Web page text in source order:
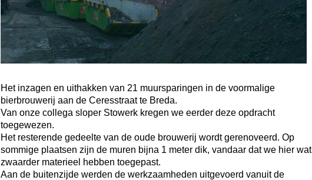
Het inzagen en uithakken van 21 muursparingen in de voormalige
bierbrouwerij aan de Ceresstraat te Breda.
Van onze collega sloper Stowerk kregen we eerder deze opdracht
toegewezen.
Het resterende gedeelte van de oude brouwerij wordt gerenoveerd. Op
sommige plaatsen zijn de muren bijna 1 meter dik, vandaar dat we hier wat
zwaarder materieel hebben toegepast.
Aan de buitenzijde werden de werkzaamheden uitgevoerd vanuit de